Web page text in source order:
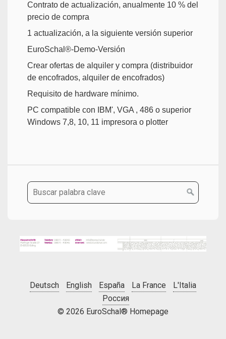
Contrato de actualización, anualmente 10 % del
precio de compra
1 actualización, a la siguiente versión superior
EuroSchal®-Demo-Versión
Crear ofertas de alquiler y compra (distribuidor
de encofrados, alquiler de encofrados)
Requisito de hardware mínimo.
PC compatible con IBM', VGA , 486 o superior
Windows 7,8, 10, 11 impresora o plotter
Deutsch English España La France
L'Italia
Россия
© 2026 EuroSchal® Homepage